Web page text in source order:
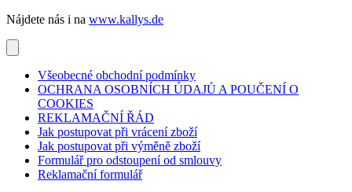
Nájdete nás i na www.kallys.de
Všeobecné obchodní podmínky
OCHRANA OSOBNÍCH ÚDAJŮ A POUČENÍ O
COOKIES
REKLAMAČNÍ ŘÁD
Jak postupovat při vrácení zboží
Jak postupovat při výměně zboží
Formulář pro odstoupení od smlouvy
Reklamační formulář